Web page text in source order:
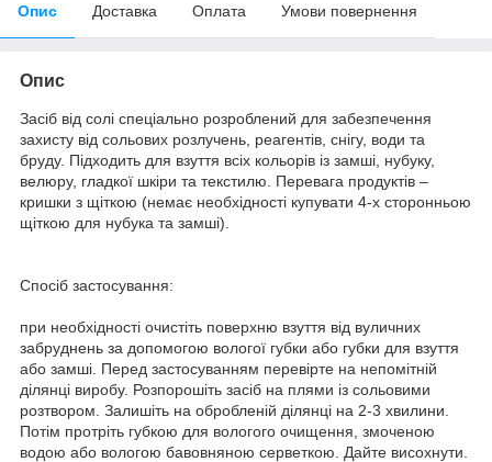
Опис Доставка Оплата Умови повернення
Опис
Засіб від солі спеціально розроблений для забезпечення
захисту від сольових розлучень, реагентів, снігу, води та
бруду. Підходить для взуття всіх кольорів із замші, нубуку,
велюру, гладкої шкіри та текстилю. Перевага продуктів –
кришки з щіткою (немає необхідності купувати 4-х сторонньою
щіткою для нубука та замші).
Спосіб застосування:
при необхідності очистіть поверхню взуття від вуличних
забруднень за допомогою вологої губки або губки для взуття
або замші. Перед застосуванням перевірте на непомітній
ділянці виробу. Розпорошіть засіб на плями із сольовими
розтвором. Залишіть на обробленій ділянці на 2-3 хвилини.
Потім протріть губкою для вологого очищення, змоченою
водою або вологою бавовняною серветкою. Дайте висохнути.